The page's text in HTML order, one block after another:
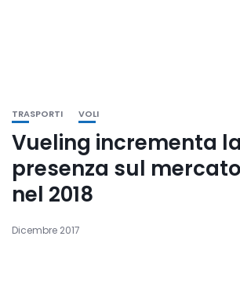
TRASPORTI VOLI
Vueling incrementa
presenza sul
nel 2018
Dicembre 2017